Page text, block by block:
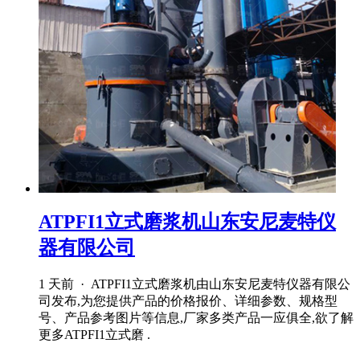
ATPFI1立式磨浆机山东安尼麦特仪
器有限公司
1 天前 · ATPFI1立式磨浆机由山东安尼麦特仪器有限公
司发布,为您提供产品的价格报价、详细参数、规格型
号、产品参考图片等信息,厂家多类产品一应俱全,欲了解
更多ATPFI1立式磨 .